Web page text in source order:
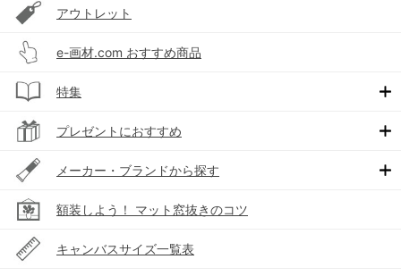
アウトレット
e-画材.com おすすめ商品
特集
プレゼントにおすすめ
メーカー・ブランドから探す
額装しよう！ マット窓抜きのコツ
キャンバスサイズ一覧表